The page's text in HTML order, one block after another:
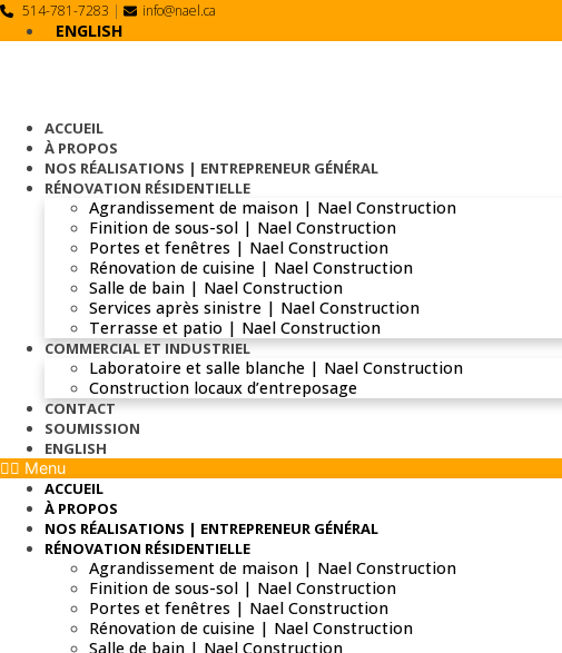
Skip514-781-7283 | info@nael.ca
ENGLISH
ACCUEIL
À PROPOS
NOS RÉALISATIONS | ENTREPRENEUR GÉNÉRAL
RÉNOVATION RÉSIDENTIELLE
Agrandissement de maison | Nael Construction
Finition de sous-sol | Nael Construction
Portes et fenêtres | Nael Construction
Rénovation de cuisine | Nael Construction
Salle de bain | Nael Construction
Services après sinistre | Nael Construction
Terrasse et patio | Nael Construction
COMMERCIAL ET INDUSTRIEL
Laboratoire et salle blanche | Nael Construction
Construction locaux d’entreposage
CONTACT
SOUMISSION
ENGLISH
Menu
ACCUEIL
À PROPOS
NOS RÉALISATIONS | ENTREPRENEUR GÉNÉRAL
RÉNOVATION RÉSIDENTIELLE
Agrandissement de maison | Nael Construction
Finition de sous-sol | Nael Construction
Portes et fenêtres | Nael Construction
Rénovation de cuisine | Nael Construction
Salle de bain | Nael Construction